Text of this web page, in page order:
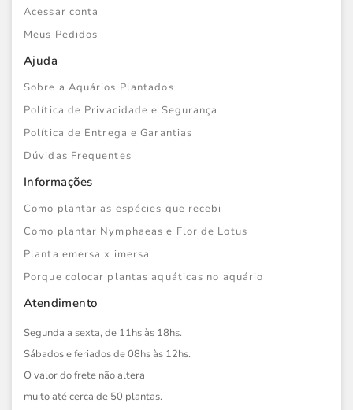
Acessar conta
Meus Pedidos
Ajuda
Sobre a Aquários Plantados
Política de Privacidade e Segurança
Política de Entrega e Garantias
Dúvidas Frequentes
Informações
Como plantar as espécies que recebi
Como plantar Nymphaeas e Flor de Lotus
Planta emersa x imersa
Porque colocar plantas aquáticas no aquário
Atendimento
Segunda a sexta, de 11hs às 18hs.
Sábados e feriados de 08hs às 12hs.
O valor do frete não altera
muito até cerca de 50 plantas.